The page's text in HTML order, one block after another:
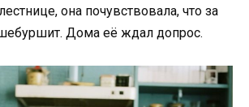
она почувствовала, что за
Дома её ждал допрос.